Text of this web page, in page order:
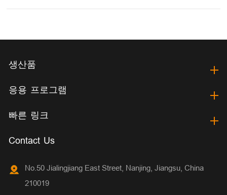
생산품
응용 프로그램
빠른 링크
Contact Us
No.50 Jialingjiang East Street, Nanjing, Jiangsu, China
210019